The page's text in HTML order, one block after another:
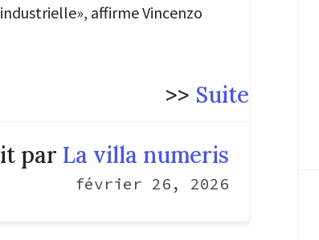
affirme Vincenzo
>> Suite
par La villa numeris
février 26, 2026